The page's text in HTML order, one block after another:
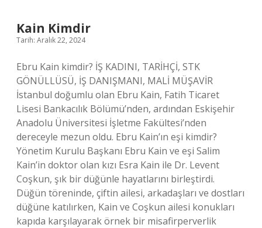
Kain Kimdir
Tarih: Aralık 22, 2024
Ebru Kain kimdir? İŞ KADINI, TARİHÇİ, STK
GÖNÜLLÜSÜ, İŞ DANIŞMANI, MALİ MÜŞAVİR
İstanbul doğumlu olan Ebru Kain, Fatih Ticaret
Lisesi Bankacılık Bölümü’nden, ardından Eskişehir
Anadolu Üniversitesi İşletme Fakültesi’nden
dereceyle mezun oldu. Ebru Kain’ın eşi kimdir?
Yönetim Kurulu Başkanı Ebru Kain ve eşi Salim
Kain’in doktor olan kızı Esra Kain ile Dr. Levent
Coşkun, şık bir düğünle hayatlarını birleştirdi.
Düğün töreninde, çiftin ailesi, arkadaşları ve dostları
düğüne katılırken, Kain ve Coşkun ailesi konukları
kapıda karşılayarak örnek bir misafirperverlik